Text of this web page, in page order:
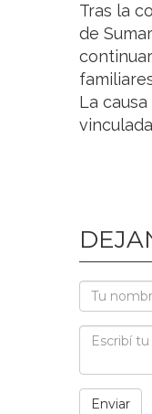
Tras la
de
La